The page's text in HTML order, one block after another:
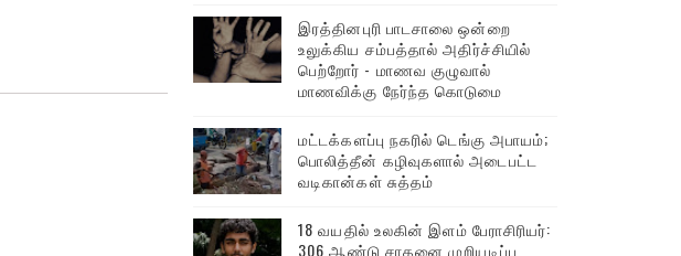
இரத்தினபுரி பாடசாலை ஒன்றை
உலுக்கிய சம்பத்தால் அதிர்ச்சியில்
பெற்றோர் - மாணவ குழுவால்
மாணவிக்கு நேர்ந்த கொடுமை
மட்டக்களப்பு நகரில் டெங்கு அபாயம்;
பொலித்தீன் கழிவுகளால் அடைபட்ட
வடிகான்கள் சுத்தம்
18 வயதில் உலகின் இளம் பேராசிரியர்:
306 ஆண்டு சாதனை முறியடிப்பு